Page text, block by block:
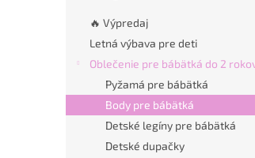
🔥 Výpredaj
Letná výbava pre deti
Oblečenie pre bábätká do 2
Pyžamá pre bábätká
Body pre bábätká
Detské legíny pre bábätká
Detské dupačky